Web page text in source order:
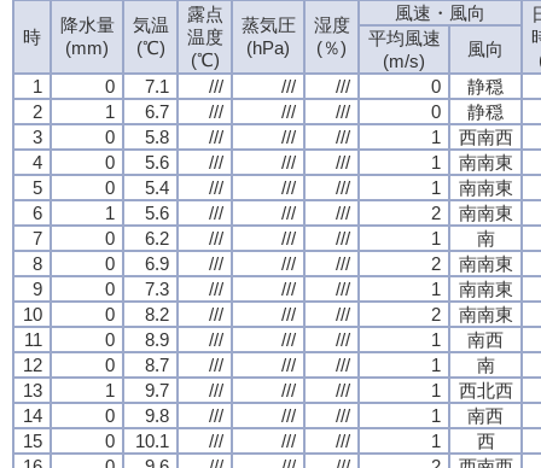
時
降水量
(mm)
気温
(℃)
露点
温度
(℃)
蒸気圧
(hPa)
湿度
(％)
風速・風向
平均風速
(m/s)
風向
1
0 7.1 /// /// /// 0
静穏
2
1 6.7 /// /// /// 0
静穏
3
0 5.8 /// /// /// 1
西南西
4
0 5.6 /// /// /// 1
南南東
5
0 5.4 /// /// /// 1
南南東
6
1 5.6 /// /// /// 2
南南東
7
0 6.2 /// /// /// 1
南
8
0 6.9 /// /// /// 2
南南東
9
0 7.3 /// /// /// 1
南南東
10
0 8.2 /// /// /// 2
南南東
11
0 8.9 /// /// /// 1
南西
12
0 8.7 /// /// /// 1
南
13
1 9.7 /// /// /// 1
西北西
14
0 9.8 /// /// /// 1
南西
15
0 10.1 /// /// /// 1
西